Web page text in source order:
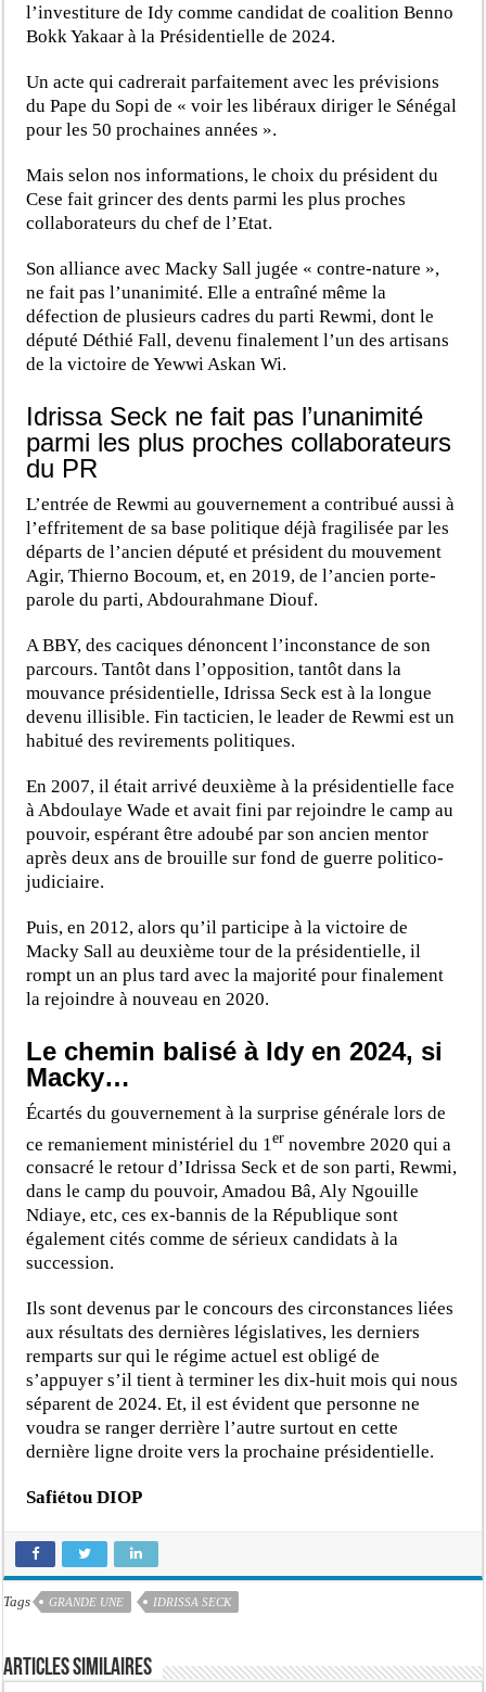
l’investiture de Idy comme candidat de coalition Benno
Bokk Yakaar à la Présidentielle de 2024.
Un acte qui cadrerait parfaitement avec les prévisions
du Pape du Sopi de « voir les libéraux diriger le Sénégal
pour les 50 prochaines années ».
Mais selon nos informations, le choix du président du
Cese fait grincer des dents parmi les plus proches
collaborateurs du chef de l’Etat.
Son alliance avec Macky Sall jugée « contre-nature »,
ne fait pas l’unanimité. Elle a entraîné même la
défection de plusieurs cadres du parti Rewmi, dont le
député Déthié Fall, devenu finalement l’un des artisans
de la victoire de Yewwi Askan Wi.
Idrissa Seck ne fait pas l’unanimité
parmi les plus proches collaborateurs
du PR
L’entrée de Rewmi au gouvernement a contribué aussi à
l’effritement de sa base politique déjà fragilisée par les
départs de l’ancien député et président du mouvement
Agir, Thierno Bocoum, et, en 2019, de l’ancien porte-
parole du parti, Abdourahmane Diouf.
A BBY, des caciques dénoncent l’inconstance de son
parcours. Tantôt dans l’opposition, tantôt dans la
mouvance présidentielle, Idrissa Seck est à la longue
devenu illisible. Fin tacticien, le leader de Rewmi est un
habitué des revirements politiques.
En 2007, il était arrivé deuxième à la présidentielle face
à Abdoulaye Wade et avait fini par rejoindre le camp au
pouvoir, espérant être adoubé par son ancien mentor
après deux ans de brouille sur fond de guerre politico-
judiciaire.
Puis, en 2012, alors qu’il participe à la victoire de
Macky Sall au deuxième tour de la présidentielle, il
rompt un an plus tard avec la majorité pour finalement
la rejoindre à nouveau en 2020.
Le chemin balisé à Idy en 2024, si
Macky…
Écartés du gouvernement à la surprise générale lors de
ce remaniement ministériel du 1er novembre 2020 qui a
consacré le retour d’Idrissa Seck et de son parti, Rewmi,
dans le camp du pouvoir, Amadou Bâ, Aly Ngouille
Ndiaye, etc, ces ex-bannis de la République sont
également cités comme de sérieux candidats à la
succession.
Ils sont devenus par le concours des circonstances liées
aux résultats des dernières législatives, les derniers
remparts sur qui le régime actuel est obligé de
s’appuyer s’il tient à terminer les dix-huit mois qui nous
séparent de 2024. Et, il est évident que personne ne
voudra se ranger derrière l’autre surtout en cette
dernière ligne droite vers la prochaine présidentielle.
Safiétou DIOP
Tags GRANDE UNE IDRISSA SECK
Articles similaires